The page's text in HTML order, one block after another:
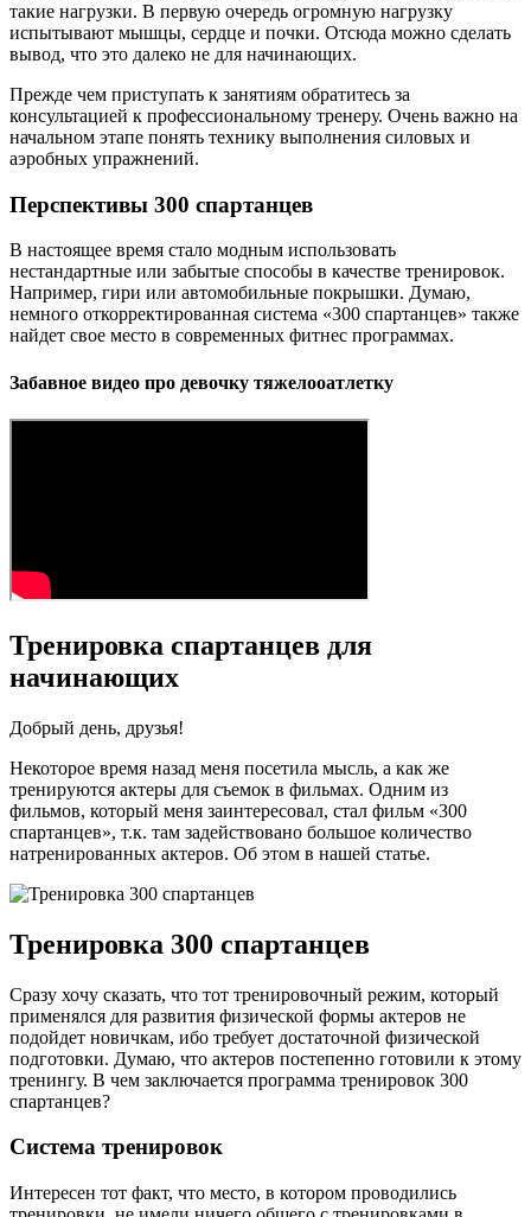
такие нагрузки. В первую очередь огромную нагрузку
испытывают мышцы, сердце и почки. Отсюда можно сделать
вывод, что это далеко не для начинающих.
Прежде чем приступать к занятиям обратитесь за
консультацией к профессиональному тренеру. Очень важно на
начальном этапе понять технику выполнения силовых и
аэробных упражнений.
Перспективы 300 спартанцев
В настоящее время стало модным использовать
нестандартные или забытые способы в качестве тренировок.
Например, гири или автомобильные покрышки. Думаю,
немного откорректированная система «300 спартанцев» также
найдет свое место в современных фитнес программах.
Забавное видео про девочку тяжелооатлетку
Тренировка спартанцев для
начинающих
Добрый день, друзья!
Некоторое время назад меня посетила мысль, а как же
тренируются актеры для съемок в фильмах. Одним из
фильмов, который меня заинтересовал, стал фильм «300
спартанцев», т.к. там задействовано большое количество
натренированных актеров. Об этом в нашей статье.
Тренировка 300 спартанцев
Сразу хочу сказать, что тот тренировочный режим, который
применялся для развития физической формы актеров не
подойдет новичкам, ибо требует достаточной физической
подготовки. Думаю, что актеров постепенно готовили к этому
тренингу. В чем заключается программа тренировок 300
спартанцев?
Система тренировок
Интересен тот факт, что место, в котором проводились